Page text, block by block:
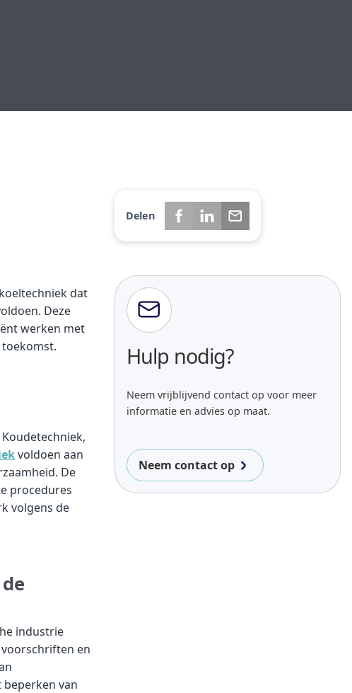
dat
Deze
werken met
voldoen aan
De
procedures
volgens de
industrie
en
van
Delen
Hulp nodig?
Neem vrijblijvend contact op voor meer
informatie en advies op maat.
Neem contact op